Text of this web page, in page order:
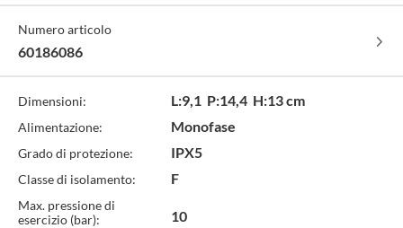
Numero articolo
60186086
Dimensioni: L:9,1 P:14,4 H:13 cm
Alimentazione: Monofase
Grado di protezione: IPX5
Classe di isolamento: F
Max. pressione di
esercizio (bar):
10